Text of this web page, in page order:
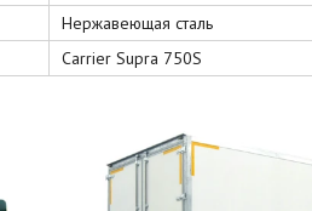
Нержавеющая сталь
Carrier Supra 750S